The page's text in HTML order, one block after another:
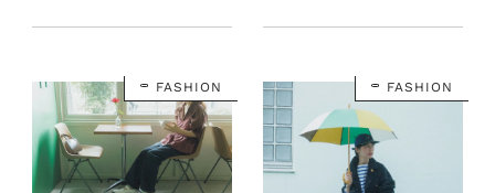
ドの新作をチェック
ね！」で当たる！
FASHION FASHION